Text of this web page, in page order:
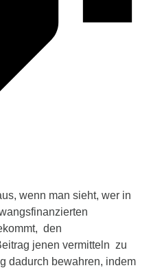
wenn man sieht, wer in
den
jenen vermitteln zu
dadurch bewahren, indem